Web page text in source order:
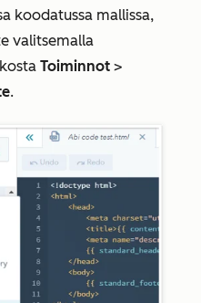
koodatussa mallissa,
valitsemalla
Toiminnot >
.